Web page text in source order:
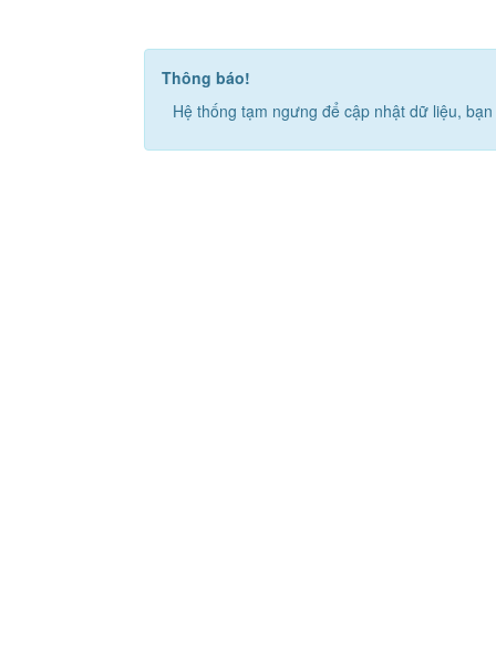
Thông báo!
Hệ thống tạm ngưng để cập nhật dữ liệu,